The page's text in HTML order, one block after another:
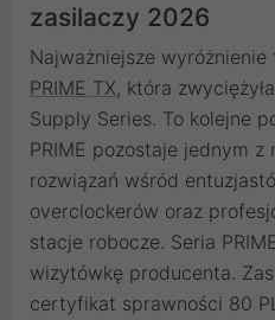
zasilaczy 2026
Najważniejsze wyróżnienie
PRIME TX, która
Supply Series. To kolejne
PRIME pozostaje jednym
rozwiązań wśród
overclockerów oraz
stacje robocze. Seria
wizytówkę producenta.
certyfikat sprawności 80